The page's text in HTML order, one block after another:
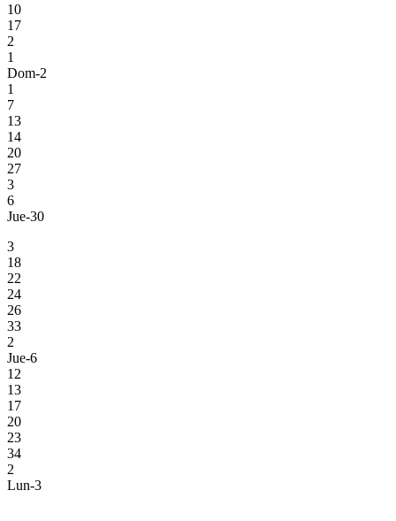
10
17
2
1
Dom-2
1
7
13
14
20
27
3
6
Jue-30
3
18
22
24
26
33
2
Jue-6
12
13
17
20
23
34
2
Lun-3